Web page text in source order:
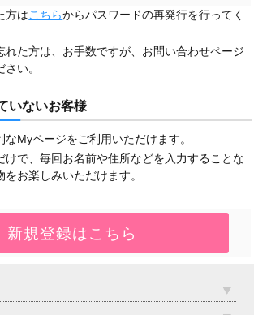
方はこちらからパスワードの再発行を行ってく
れた方は、お手数ですが、お問い合わせページ
い。
いないお客様
Myページをご利用いただけます。
けで、毎回お名前や住所などを入力することな
お楽しみいただけます。